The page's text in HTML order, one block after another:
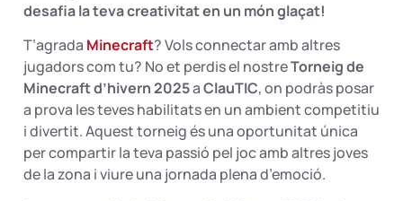
desafia la teva creativitat en un món glaçat!
T’agrada Minecraft? Vols connectar amb altres
jugadors com tu? No et perdis el nostreTorneig de
Minecraft d’hivern 2025aClauTIC, on podràs posar
a prova les teves habilitats en un ambient competitiu
i divertit. Aquest torneig és una oportunitat única
per compartir la teva passió pel joc amb altres joves
de la zona i viure una jornada plena d’emoció.